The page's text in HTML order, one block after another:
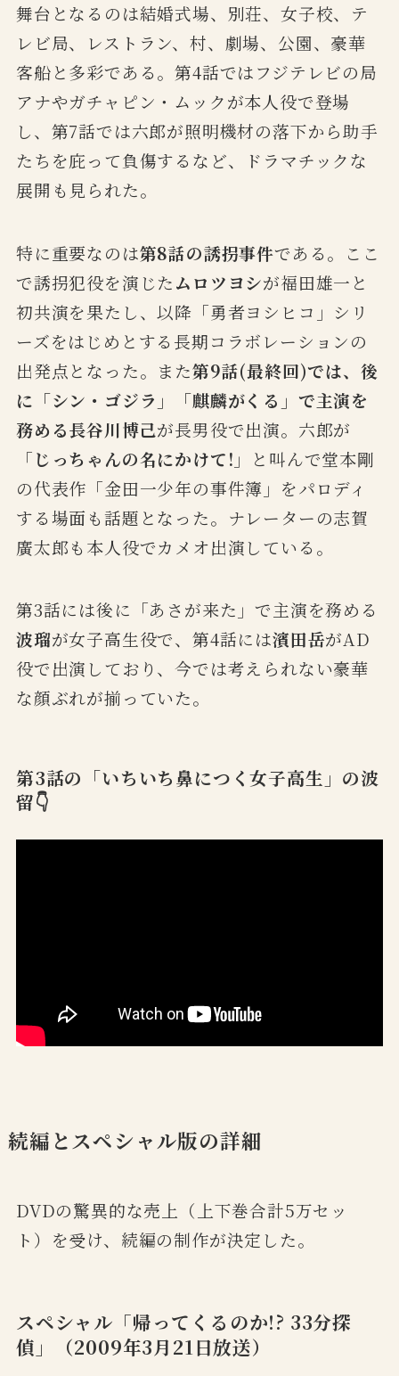
舞台となるのは結婚式場、別荘、女子校、テ
レビ局、レストラン、村、劇場、公園、豪華
客船と多彩である。第4話ではフジテレビの局
アナやガチャピン・ムックが本人役で登場
し、第7話では六郎が照明機材の落下から助手
たちを庇って負傷するなど、ドラマチックな
展開も見られた。
特に重要なのは第8話の誘拐事件である。ここ
で誘拐犯役を演じたムロツヨシが福田雄一と
初共演を果たし、以降「勇者ヨシヒコ」シリ
ーズをはじめとする長期コラボレーションの
出発点となった。また第9話(最終回)では、後
に「シン・ゴジラ」「麒麟がくる」で主演を
務める長谷川博己が長男役で出演。六郎が
「じっちゃんの名にかけて! 」と叫んで堂本剛
の代表作「金田一少年の事件簿」をパロディ
する場面も話題となった。ナレーターの志賀
廣太郎も本人役でカメオ出演している。
第3話には後に「あさが来た」で主演を務める
波瑠が女子高生役で、第4話には濱田岳がAD
役で出演しており、今では考えられない豪華
な顔ぶれが揃っていた。
第3話の「いちいち鼻につく女子高生」の波
留👇
続編とスペシャル版の詳細
DVDの驚異的な売上（上下巻合計5万セッ
ト）を受け、続編の制作が決定した。
スペシャル「帰ってくるのか!? 33分探
偵」（2009年3月21日放送）